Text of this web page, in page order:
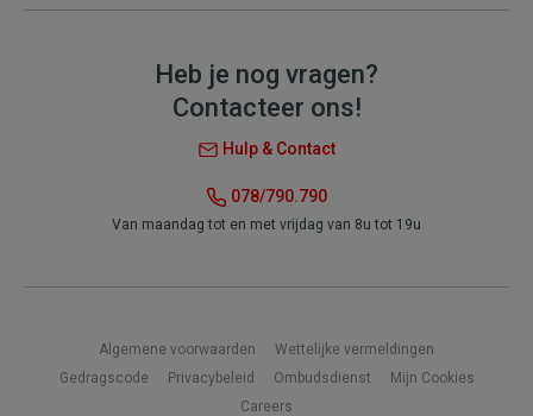
Heb je nog vragen?
Contacteer ons!
Hulp & Contact
078/790.790
Van maandag tot en met vrijdag van 8u tot 19u
FooterAlgemene voorwaarden
Wettelijke vermeldingen
Gedragscode
Privacybeleid Ombudsdienst
Mijn Cookies
Careers